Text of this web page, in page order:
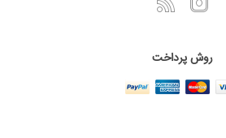
روش پرداخت